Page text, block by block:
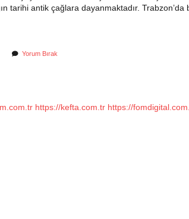
tarihi antik çağlara dayanmaktadır.
Yorum Bırak
https://kefta.com.tr https://